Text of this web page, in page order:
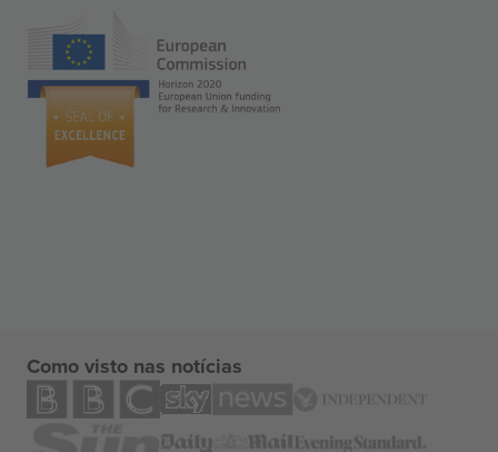
Como visto nas notícias